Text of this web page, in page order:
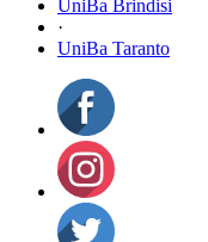
UniBa Brindisi
·
UniBa Taranto